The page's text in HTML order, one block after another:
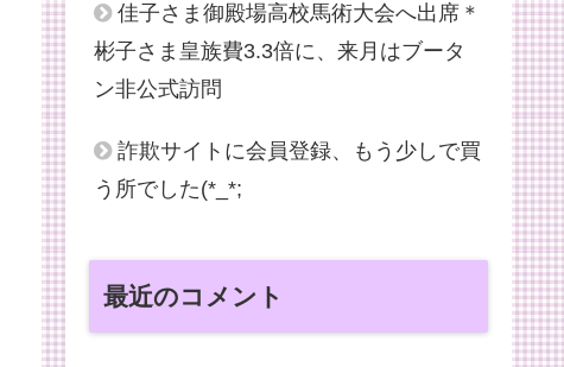
佳子さま御殿場高校馬術大会へ出席＊
彬子さま皇族費3.3倍に、来月はブータ
ン非公式訪問
詐欺サイトに会員登録、もう少しで買
う所でした(*_*;
最近のコメント